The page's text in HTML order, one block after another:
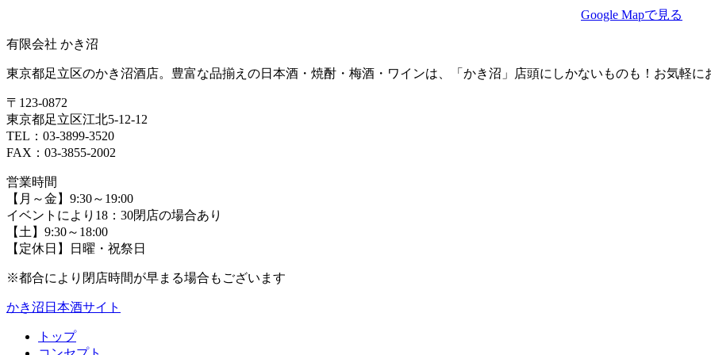
Google Mapで見る
有限会社 かき沼
東京都足立区のかき沼酒店。豊富な品揃えの日本酒・焼酎・梅酒・ワインは、「かき沼」店頭にしかないものも！お気軽に
〒123-0872
東京都足立区江北5-12-12
TEL：03-3899-3520
FAX：03-3855-2002
営業時間
【月～金】9:30～19:00
イベントにより18：30閉店の場合あり
【土】9:30～18:00
【定休日】日曜・祝祭日
※都合により閉店時間が早まる場合もございます
かき沼日本酒サイト
トップ